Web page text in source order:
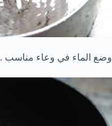
وضع الماء في وعاء مناسب .